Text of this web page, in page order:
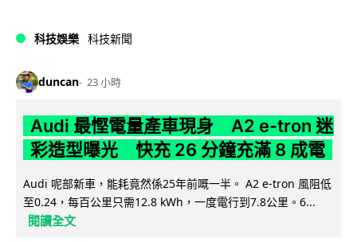
科技娛樂 科技新聞
duncan 23 小時
Audi 最慳電量產車現身 A2 e-tron 迷
彩造型曝光 快充 26 分鐘充滿 8 成電
Audi 呢部新車，能耗竟然係25年前嘅一半。 A2 e-tron 風阻低
至0.24，每百公里只需12.8 kWh，一度電行到7.8公里。6...
閱讀全文